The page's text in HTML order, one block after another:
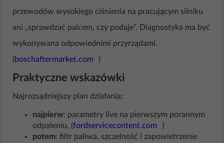
przewodów wysokiego ciśnienia na pracującym silniku
ani „sprawdzać palcem, czy podaje”. Diagnostyka ma być
wykonywana odpowiednimi przyrządami.
(boschaftermarket.com )
Praktyczne wskazówki
Najrozsądniejszy plan działania:
najpierw: parametry live na pierwszym porannym
odpaleniu, (fordservicecontent.com
)
potem: filtr paliwa, szczelność i zapowietrzenie